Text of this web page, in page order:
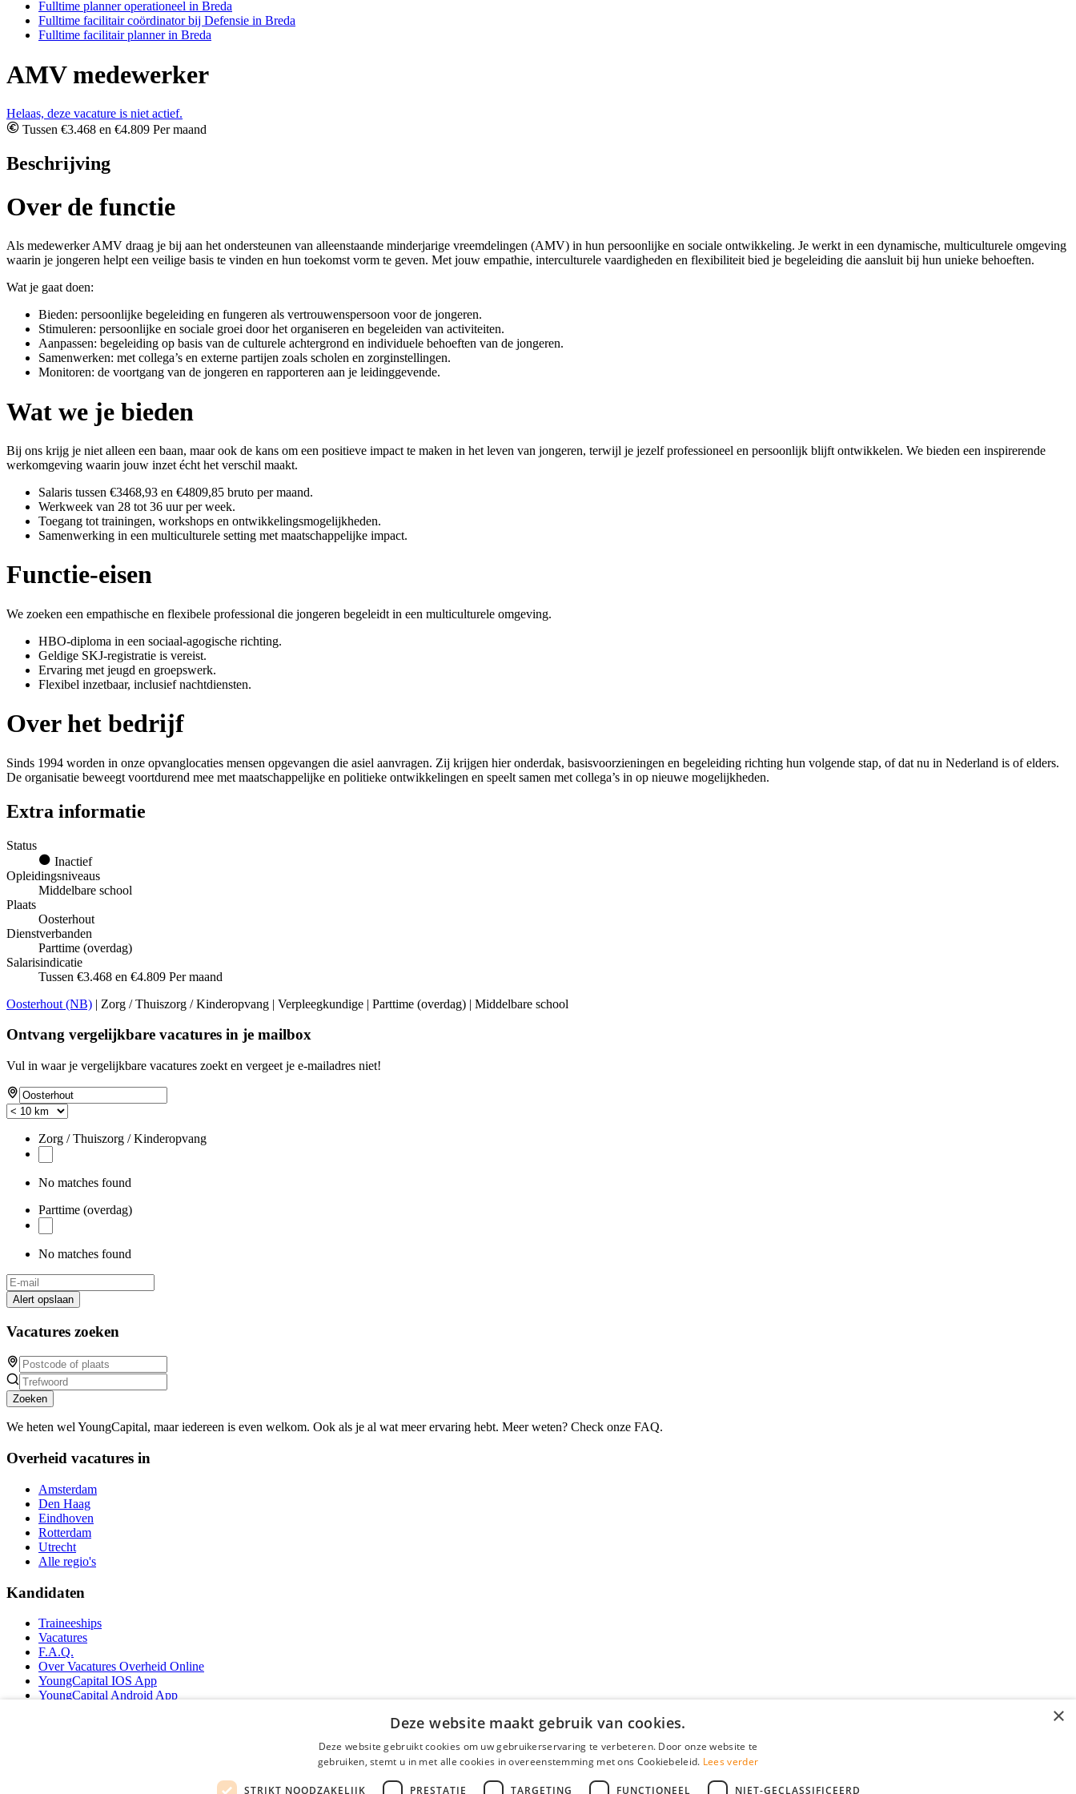
Fulltime planner operationeel in Breda
Fulltime facilitair coördinator bij Defensie in Breda
Fulltime facilitair planner in Breda
AMV medewerker
Helaas, deze vacature is niet actief.
Tussen €3.468 en €4.809 Per maand
Beschrijving
Over de functie
Als medewerker AMV draag je bij aan het ondersteunen van alleenstaande minderjarige vreemdelingen (AMV) in hun persoonlijke en sociale ontwikkeling. Je werkt in een dynamische, multiculturele omgeving
waarin je jongeren helpt een veilige basis te vinden en hun toekomst vorm te geven. Met jouw empathie, interculturele vaardigheden en flexibiliteit bied je begeleiding die aansluit bij hun unieke behoeften.
Wat je gaat doen:
Bieden: persoonlijke begeleiding en fungeren als vertrouwenspersoon voor de jongeren.
Stimuleren: persoonlijke en sociale groei door het organiseren en begeleiden van activiteiten.
Aanpassen: begeleiding op basis van de culturele achtergrond en individuele behoeften van de jongeren.
Samenwerken: met collega’s en externe partijen zoals scholen en zorginstellingen.
Monitoren: de voortgang van de jongeren en rapporteren aan je leidinggevende.
Wat we je bieden
Bij ons krijg je niet alleen een baan, maar ook de kans om een positieve impact te maken in het leven van jongeren, terwijl je jezelf professioneel en persoonlijk blijft ontwikkelen. We bieden een inspirerende
werkomgeving waarin jouw inzet écht het verschil maakt.
Salaris tussen €3468,93 en €4809,85 bruto per maand.
Werkweek van 28 tot 36 uur per week.
Toegang tot trainingen, workshops en ontwikkelingsmogelijkheden.
Samenwerking in een multiculturele setting met maatschappelijke impact.
Functie-eisen
We zoeken een empathische en flexibele professional die jongeren begeleidt in een multiculturele omgeving.
HBO-diploma in een sociaal-agogische richting.
Geldige SKJ-registratie is vereist.
Ervaring met jeugd en groepswerk.
Flexibel inzetbaar, inclusief nachtdiensten.
Over het bedrijf
Sinds 1994 worden in onze opvanglocaties mensen opgevangen die asiel aanvragen. Zij krijgen hier onderdak, basisvoorzieningen en begeleiding richting hun volgende stap, of dat nu in Nederland is of elders.
De organisatie beweegt voortdurend mee met maatschappelijke en politieke ontwikkelingen en speelt samen met collega’s in op nieuwe mogelijkheden.
Extra informatie
Status
Inactief
Opleidingsniveaus
Middelbare school
Plaats
Oosterhout
Dienstverbanden
Parttime (overdag)
Salarisindicatie
Tussen €3.468 en €4.809 Per maand
Oosterhout (NB) | Zorg / Thuiszorg / Kinderopvang | Verpleegkundige | Parttime (overdag) | Middelbare school
Ontvang vergelijkbare vacatures in je mailbox
Vul in waar je vergelijkbare vacatures zoekt en vergeet je e-mailadres niet!
Zorg / Thuiszorg / Kinderopvang
No matches found
Parttime (overdag)
No matches found
Alert opslaan
Vacatures zoeken
Zoeken
We heten wel YoungCapital, maar iedereen is even welkom. Ook als je al wat meer ervaring hebt. Meer weten? Check onze FAQ.
Overheid vacatures in
Amsterdam
Den Haag
Eindhoven
Rotterdam
Utrecht
Alle regio's
Kandidaten
Traineeships
Vacatures
F.A.Q.
Over Vacatures Overheid Online
YoungCapital IOS App
YoungCapital Android App
×
Deze website maakt gebruik van cookies.
Deze website gebruikt cookies om uw gebruikerservaring te verbeteren. Door onze website te
gebruiken, stemt u in met alle cookies in overeenstemming met ons Cookiebeleid. Lees verder
STRIKT NOODZAKELIJK PRESTATIE TARGETING FUNCTIONEEL NIET-GECLASSIFICEERD